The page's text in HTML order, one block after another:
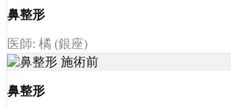
鼻整形
医師: 橘 (銀座)
鼻整形